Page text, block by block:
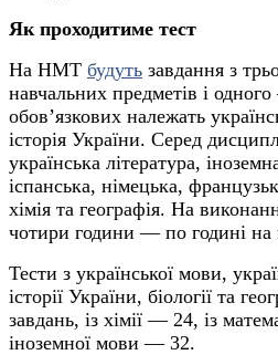
Як проходитиме тест
На НМТ будуть завдання з
навчальних предметів і
обов’язкових належать
історія України. Серед
українська література,
іспанська, німецька,
хімія та географія. На
чотири години — по годині на
Тести з української мови,
історії України, біології та
завдань, із хімії — 24, із
іноземної мови — 32.